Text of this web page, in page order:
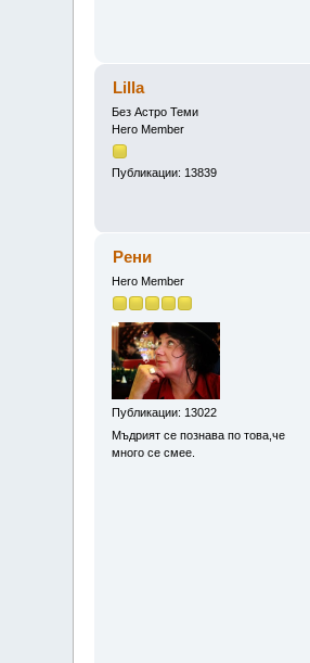
Lilla
Без Астро Теми
Hero Member
Публикации: 13839
Рени
Hero Member
Публикации: 13022
Мъдрият се познава по това,че
много се смее.